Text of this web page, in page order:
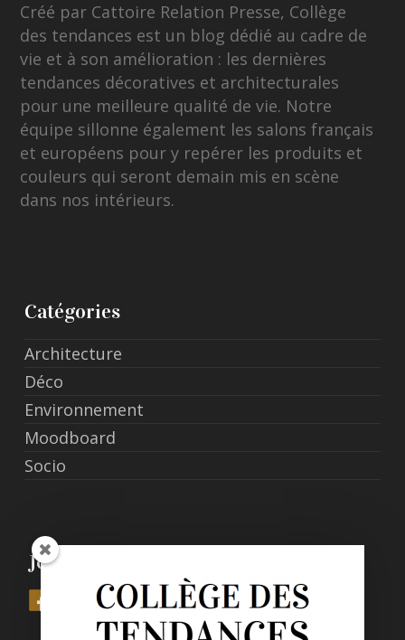
Créé par Cattoire Relation Presse, Collège
des tendances est un blog dédié au cadre de
vie et à son amélioration : les dernières
tendances décoratives et architecturales
pour une meilleure qualité de vie. Notre
équipe sillonne également les salons français
et européens pour y repérer les produits et
couleurs qui seront demain mis en scène
dans nos intérieurs.
Catégories
Architecture
Déco
Environnement
Moodboard
Socio
Join Us